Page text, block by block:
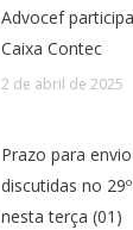
Advocef
Caixa Contec
2 de abril de 2025
Prazo para
discutidas no
nesta terça (01)